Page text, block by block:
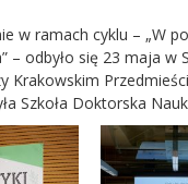
w ramach cyklu – „W
– odbyło się 23 maja w
Krakowskim
Szkoła Doktorska